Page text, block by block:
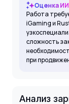
Оценка ИИ
Работа
iGaming и
сложность
при
Анализ